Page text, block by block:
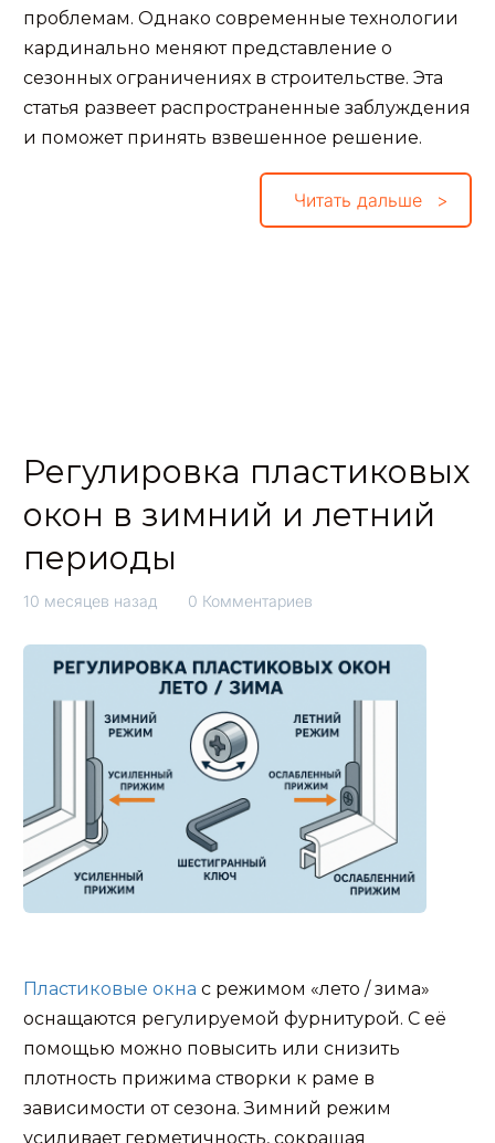
проблемам. Однако современные технологии
кардинально меняют представление о
сезонных ограничениях в строительстве. Эта
статья развеет распространенные заблуждения
и поможет принять взвешенное решение.
Читать дальше
Регулировка пластиковых
окон в зимний и летний
периоды
10 месяцев назад 0 Комментариев
Пластиковые окна с режимом «лето / зима»
оснащаются регулируемой фурнитурой. С её
помощью можно повысить или снизить
плотность прижима створки к раме в
зависимости от сезона. Зимний режим
усиливает герметичность, сокращая